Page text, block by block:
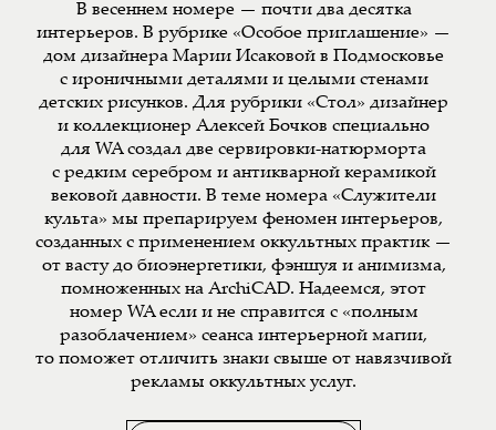
В весеннем номере — почти два десятка
интерьеров. В рубрике «Особое приглашение» —
дом дизайнера Марии Исаковой в Подмосковье
с ироничными деталями и целыми стенами
детских рисунков. Для рубрики «Стол» дизайнер
и коллекционер Алексей Бочков специально
для WA создал две сервировки-натюрморта
с редким серебром и антикварной керамикой
вековой давности. В теме номера «Служители
культа» мы препарируем феномен интерьеров,
созданных с применением оккультных практик —
от васту до биоэнергетики, фэншуя и анимизма,
помноженных на ArchiCAD. Надеемся, этот
номер WA если и не справится с «полным
разоблачением» сеанса интерьерной магии,
то поможет отличить знаки свыше от навязчивой
рекламы оккультных услуг.